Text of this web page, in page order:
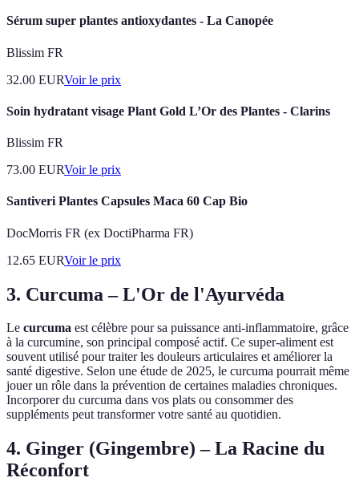
Sérum super plantes antioxydantes - La Canopée
Blissim FR
32.00 EURVoir le prix
Soin hydratant visage Plant Gold L’Or des Plantes - Clarins
Blissim FR
73.00 EURVoir le prix
Santiveri Plantes Capsules Maca 60 Cap Bio
DocMorris FR (ex DoctiPharma FR)
12.65 EURVoir le prix
3. Curcuma – L'Or de l'Ayurvéda
Le curcuma est célèbre pour sa puissance anti-inflammatoire, grâce
à la curcumine, son principal composé actif. Ce super-aliment est
souvent utilisé pour traiter les douleurs articulaires et améliorer la
santé digestive. Selon une étude de 2025, le curcuma pourrait même
jouer un rôle dans la prévention de certaines maladies chroniques.
Incorporer du curcuma dans vos plats ou consommer des
suppléments peut transformer votre santé au quotidien.
4. Ginger (Gingembre) – La Racine du
Réconfort